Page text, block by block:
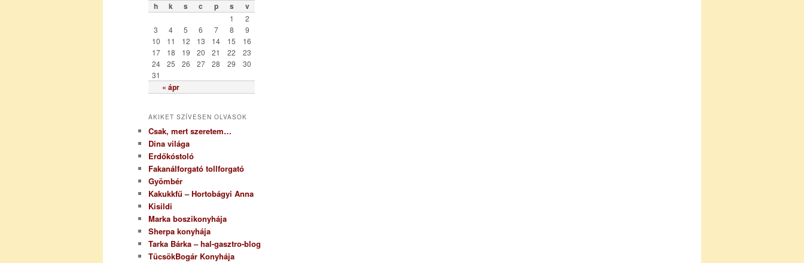
r
h k s c p s v
« ápr
1
2
3
4 5 6 7 8
9
10
11 12 13 14 15
16
17
18 19 20 21 22
23
24
25 26 27 28 29
30
31
AKIKET SZÍVESEN OLVASOK
Csak, mert szeretem…
Dina világa
Erdőkóstoló
Fakanálforgató tollforgató
Gyömbér
Kakukkfű – Hortobágyi Anna
Kisildi
Marka boszikonyhája
Sherpa konyhája
Tarka Bárka – hal-gasztro-blog
TücsökBogár Konyhája